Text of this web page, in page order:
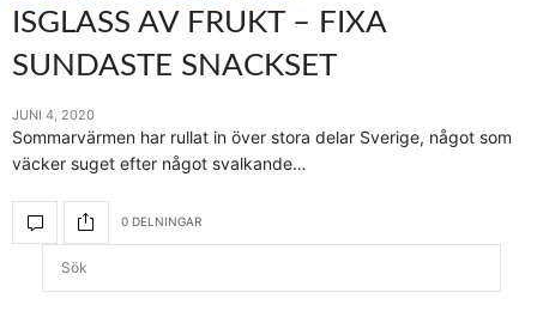
ISGLASS AV FRUKT – FIXA
SUNDASTE SNACKSET
JUNI 4, 2020
Sommarvärmen har rullat in över stora delar Sverige, något som
väcker suget efter något svalkande…
0 DELNINGAR